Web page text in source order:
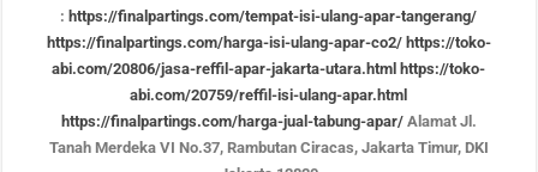
: https://finalpartings.com/tempat-isi-ulang-apar-tangerang/
https://finalpartings.com/harga-isi-ulang-apar-co2/ https://toko-
abi.com/20806/jasa-reffil-apar-jakarta-utara.html https://toko-
abi.com/20759/reffil-isi-ulang-apar.html
https://finalpartings.com/harga-jual-tabung-apar/Alamat Jl.
Tanah Merdeka VI No.37, Rambutan Ciracas, Jakarta Timur, DKI